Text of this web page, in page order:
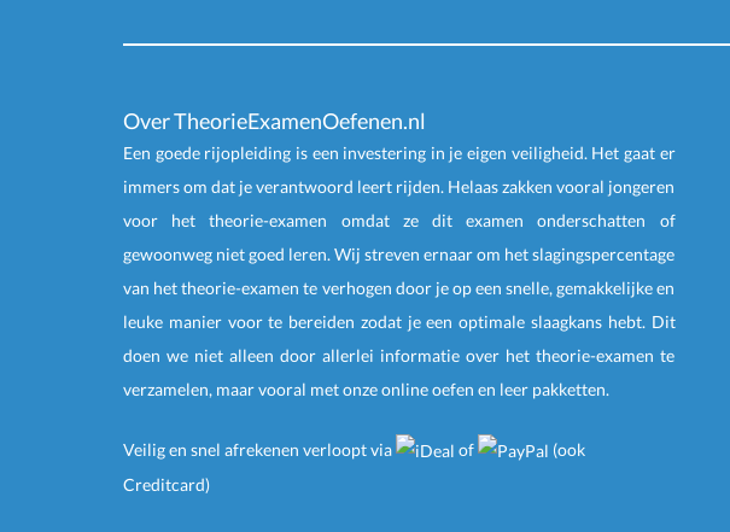
Over TheorieExamenOefenen.nl
Een goede rijopleiding is een investering in je eigen veiligheid. Het gaat er
immers om dat je verantwoord leert rijden. Helaas zakken vooral jongeren
voor het theorie-examen omdat ze dit examen onderschatten of
gewoonweg niet goed leren. Wij streven ernaar om het slagingspercentage
van het theorie-examen te verhogen door je op een snelle, gemakkelijke en
leuke manier voor te bereiden zodat je een optimale slaagkans hebt. Dit
doen we niet alleen door allerlei informatie over het theorie-examen te
verzamelen, maar vooral met onze onlineoefen en leer pakketten.
Veilig en snel afrekenen verloopt via of
(ook
Creditcard)